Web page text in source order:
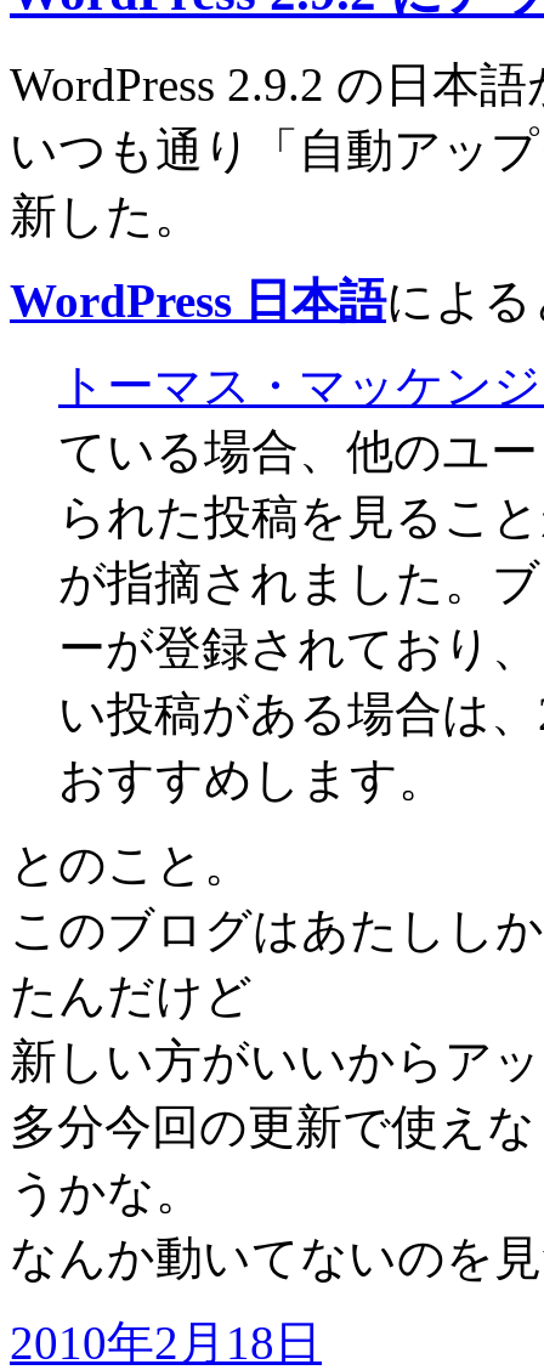
WordPress 2.9.2 の日本
いつも通り「自動アッ
新した。
WordPress 日本語による
トーマス・マッケン
ている場合、他のユ
られた投稿を見るこ
が指摘されました。
ーが登録されており
い投稿がある場合は
おすすめします。
とのこと。
このブログはあたしし
たんだけど
新しい方がいいからア
多分今回の更新で使え
うかな。
なんか動いてないのを
2010年2月18日